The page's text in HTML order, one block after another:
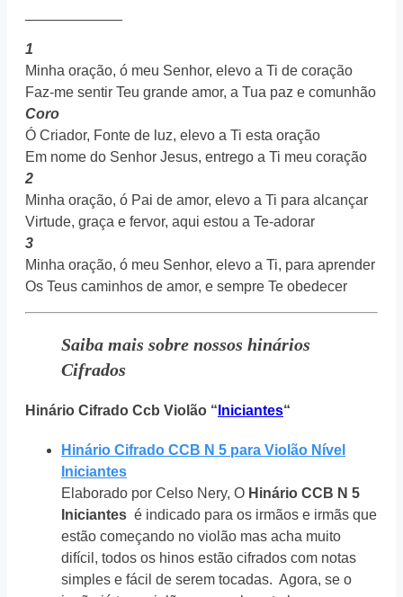
1
Minha oração, ó meu Senhor, elevo a Ti de coração
Faz-me sentir Teu grande amor, a Tua paz e comunhão
Coro
Ó Criador, Fonte de luz, elevo a Ti esta oração
Em nome do Senhor Jesus, entrego a Ti meu coração
2
Minha oração, ó Pai de amor, elevo a Ti para alcançar
Virtude, graça e fervor, aqui estou a Te-adorar
3
Minha oração, ó meu Senhor, elevo a Ti, para aprender
Os Teus caminhos de amor, e sempre Te obedecer
Saiba mais sobre nossos hinários
Cifrados
Hinário Cifrado Ccb Violão “ Iniciantes“
Hinário Cifrado CCB N 5 para Violão Nível
Iniciantes
Elaborado por Celso Nery, O Hinário CCB N 5
Iniciantes é indicado para os irmãos e irmãs que
estão começando no violão mas acha muito
difícil, todos os hinos estão cifrados com notas
simples e fácil de serem tocadas. Agora, se o